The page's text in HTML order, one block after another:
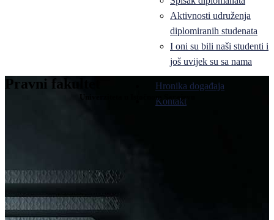
Aktivnosti udruženja
diplomiranih studenata
I oni su bili naši studenti i
još uvijek su sa nama
Hronika događaja
Kontakt
Pravni fakultet
Univerziteta u Istočnom Sarajevu